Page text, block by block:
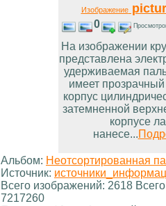
Изображение
0
На изображении
представлена
удерживаемая
имеет
корпус
затемненной
корпусе
нанесе...
Альбом: Неотсортированная
Источник:
Всего изображений: 2618
7217260